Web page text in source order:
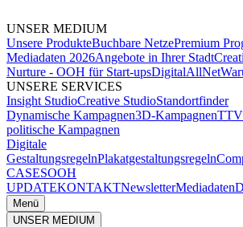
UNSER MEDIUM
Unsere ProdukteBuchbare NetzePremium
Mediadaten 2026Angebote in Ihrer Stadt
Nurture - OOH für Start-upsDigitalAllNet
UNSERE SERVICES
Insight StudioCreative StudioStandortfinder
Dynamische Kampagnen3D-Kampagnen
politische Kampagnen
Digitale
GestaltungsregelnPlakatgestaltungsregeln
CASESOOH
UPDATEKONTAKTNewsletterMediadaten
Menü
UNSER MEDIUM